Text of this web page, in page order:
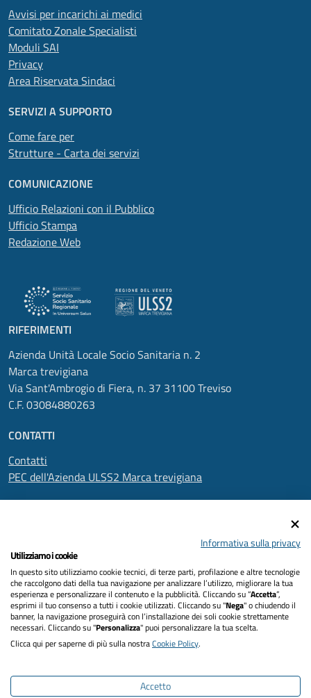
Avvisi per incarichi ai medici
Comitato Zonale Specialisti
Moduli SAI
Privacy
Area Riservata Sindaci
SERVIZI A SUPPORTO
Come fare per
Strutture - Carta dei servizi
COMUNICAZIONE
Ufficio Relazioni con il Pubblico
Ufficio Stampa
Redazione Web
RIFERIMENTI
Azienda Unità Locale Socio Sanitaria n. 2
Marca trevigiana
Via Sant'Ambrogio di Fiera, n. 37 31100 Treviso
C.F. 03084880263
CONTATTI
Contatti
PEC dell'Azienda ULSS2 Marca trevigiana
Informativa privacy
Dichiarazione di accessibilità
Note legali
Informativa sulla privacy
Utilizziamo i cookie
In questo sito utilizziamo cookie tecnici, di terze parti, profilazione e altre tecnologie
che raccolgono dati della tua navigazione per analizzare l’utilizzo, migliorare la tua
esperienza e personalizzare il contenuto e la pubblicità. Cliccando su “Accetta”,
esprimi il tuo consenso a tutti i cookie utilizzati. Cliccando su "Nega" o chiudendo il
banner, la navigazione proseguirà con l’installazione dei soli cookie strettamente
necessari. Cliccando su "Personalizza" puoi personalizzare la tua scelta.
Clicca qui per saperne di più sulla nostraCookie Policy.
Accetto